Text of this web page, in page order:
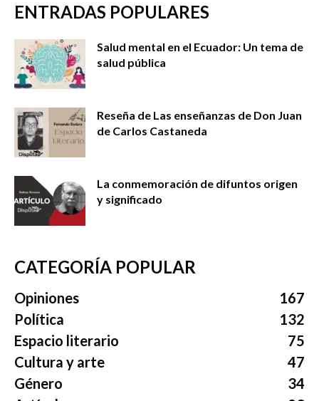
ENTRADAS POPULARES
Salud mental en el Ecuador: Un tema de
salud pública
Reseña de Las enseñanzas de Don Juan
de Carlos Castaneda
La conmemoración de difuntos origen
y significado
CATEGORÍA POPULAR
Opiniones
167
Política
132
Espacio literario
75
Cultura y arte
47
Género
34